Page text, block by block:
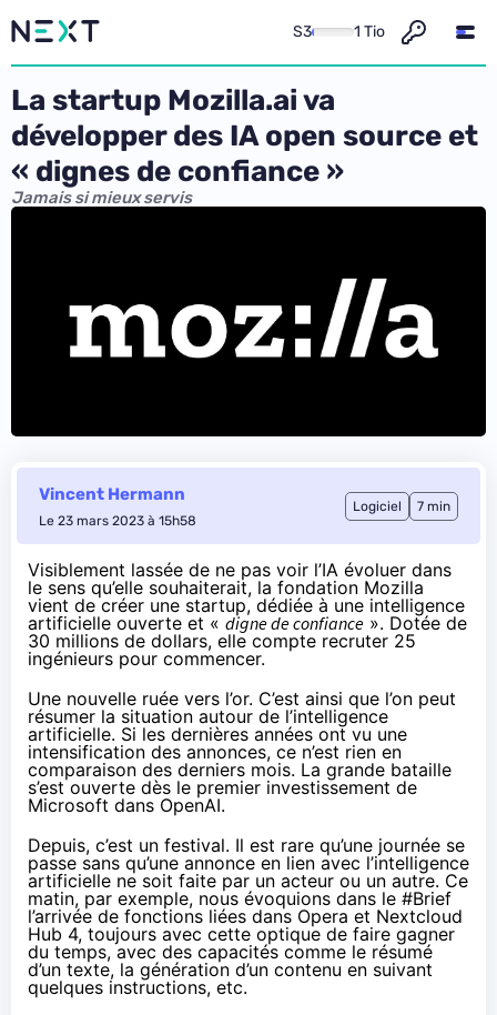
S3 1 Tio
La startup Mozilla.ai va
développer des IA open source et
« dignes de confiance »
Jamais si mieux servis
Vincent Hermann
Le 23 mars 2023 à 15h58
Logiciel 7 min
Visiblement lassée de ne pas voir l’IA évoluer dans
le sens qu’elle souhaiterait, la fondation Mozilla
vient de créer une startup, dédiée à une intelligence
artificielle ouverte et « digne de confiance ». Dotée de
30 millions de dollars, elle compte recruter 25
ingénieurs pour commencer.
Une nouvelle ruée vers l’or. C’est ainsi que l’on peut
résumer la situation autour de l’intelligence
artificielle. Si les dernières années ont vu une
intensification des annonces, ce n’est rien en
comparaison des derniers mois. La grande bataille
s’est ouverte dès le premier investissement de
Microsoft dans OpenAI.
Depuis, c’est un festival. Il est rare qu’une journée se
passe sans qu’une annonce en lien avec l’intelligence
artificielle ne soit faite par un acteur ou un autre. Ce
matin, par exemple, nous évoquions dans le #Brief
l’arrivée de fonctions liées dans Opera et Nextcloud
Hub 4, toujours avec cette optique de faire gagner
du temps, avec des capacités comme le résumé
d’un texte, la génération d’un contenu en suivant
quelques instructions, etc.